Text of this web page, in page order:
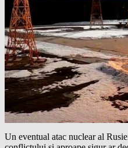
Un eventual atac nuclear al